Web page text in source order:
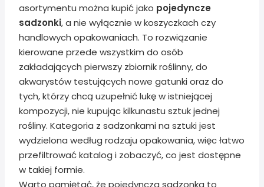
asortymentu można kupić jako pojedyncze
sadzonki, a nie wyłącznie w koszyczkach czy
handlowych opakowaniach. To rozwiązanie
kierowane przede wszystkim do osób
zakładających pierwszy zbiornik roślinny, do
akwarystów testujących nowe gatunki oraz do
tych, którzy chcą uzupełnić lukę w istniejącej
kompozycji, nie kupując kilkunastu sztuk jednej
rośliny. Kategoria z sadzonkami na sztuki jest
wydzielona według rodzaju opakowania, więc łatwo
przefiltrować katalog i zobaczyć, co jest dostępne
w takiej formie.
Warto pamiętać, że pojedyncza sadzonka to